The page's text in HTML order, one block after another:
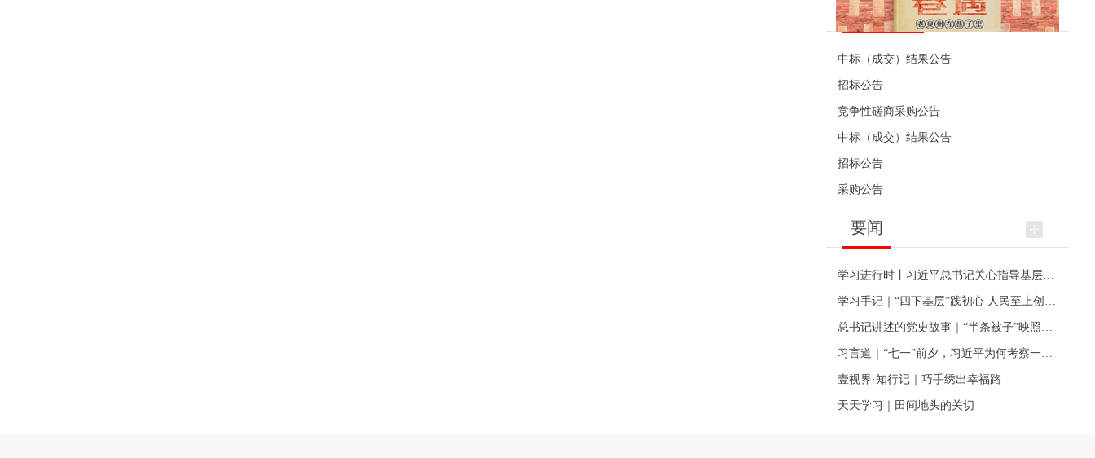
便民资讯
中标（成交）结果公告
招标公告
竞争性磋商采购公告
中标（成交）结果公告
招标公告
采购公告
要闻
壹视界·知行记｜巧手绣出幸福路
天天学习｜田间地头的关切